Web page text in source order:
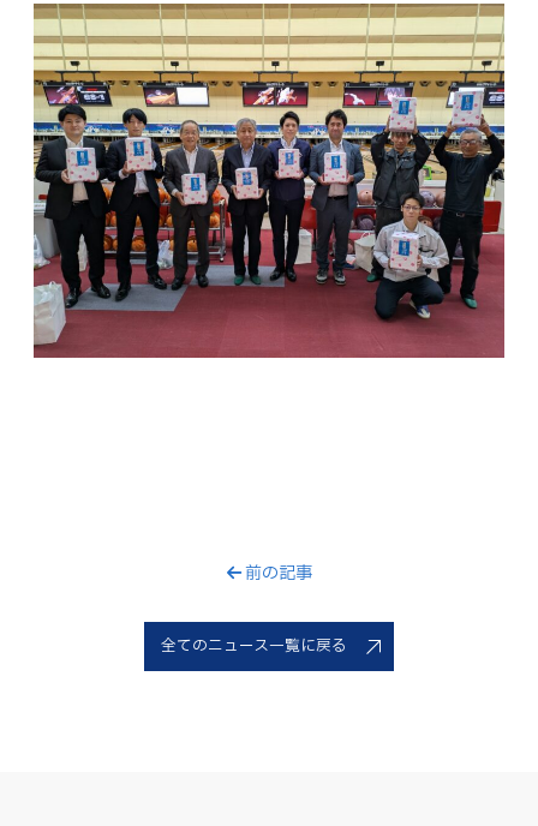
前の記事
全てのニュース一覧に戻る